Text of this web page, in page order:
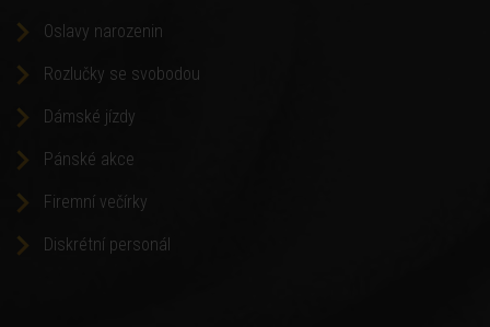
Oslavy narozenin
Rozlučky se svobodou
Dámské jízdy
Pánské akce
Firemní večírky
Diskrétní personál